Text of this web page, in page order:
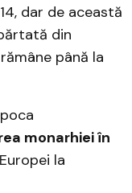
dar de această
din
până la
monarhiei în
la